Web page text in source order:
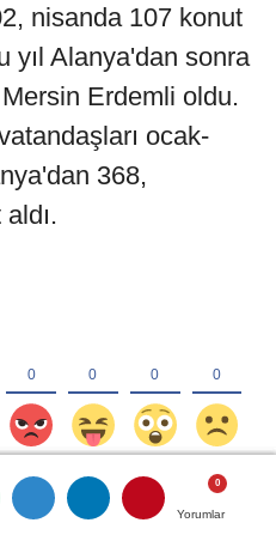
Yorumlar
Yorumlar
Yorumlar
Yorumlar
nisanda 107 konut
yıl Alanya'dan sonra
Erdemli oldu.
ocak-
368,